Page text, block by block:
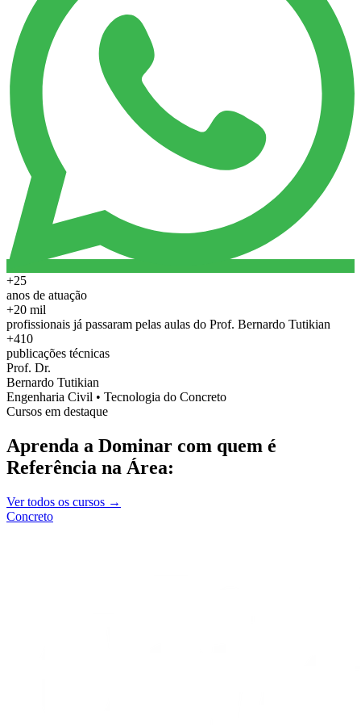
+25
anos de atuação
+20 mil
profissionais já passaram pelas aulas do Prof. Bernardo Tutikian
+410
publicações técnicas
Prof. Dr.
Bernardo Tutikian
Engenharia Civil • Tecnologia do Concreto
Cursos em destaque
Aprenda a Dominar com quem é
Referência na Área:
Ver todos os cursos →
Concreto